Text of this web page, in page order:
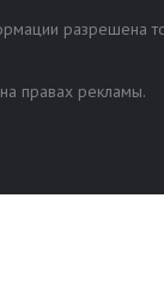
разрешена
правах рекламы.